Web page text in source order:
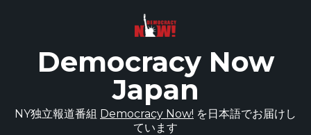
Democracy Now
Japan
NY独立報道番組 Democracy Now! を日本語でお届けし
ています